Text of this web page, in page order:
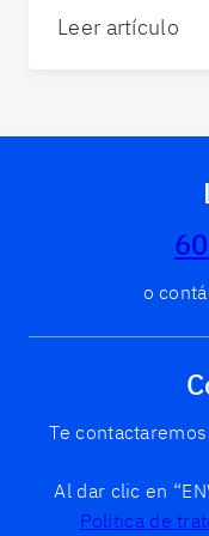
Leer artículo
o
Te
Al dar clic en
Política de